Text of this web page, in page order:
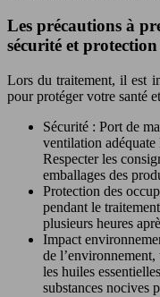
Les précautions à
sécurité et
Lors du traitement, il est
pour protéger votre santé
Sécurité : Port de
ventilation adéquate
Respecter les
emballages des
Protection des
pendant le
plusieurs heures
Impact
de
les huiles
substances nocives